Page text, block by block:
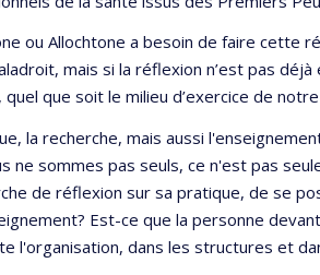
ou Allochtone a besoin de faire cette
mais si la réflexion n’est pas
que soit le milieu d’exercice de
la recherche, mais aussi
sommes pas seuls, ce n'est pas
de réflexion sur sa pratique, de se
Est-ce que la personne
l'organisation, dans les structures et